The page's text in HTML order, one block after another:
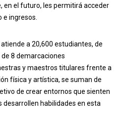
en el futuro, les permitirá acceder
ingresos.
a 20,600 estudiantes, de
8 demarcaciones
y maestros titulares frente a
física y artística, se suman de
de crear entornos que sienten
desarrollen habilidades en esta